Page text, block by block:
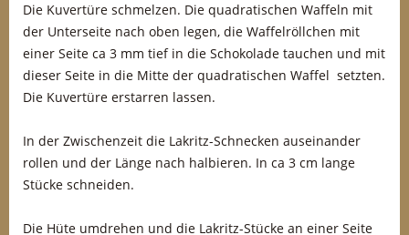
Die Kuvertüre schmelzen. Die quadratischen Waffeln mit
der Unterseite nach oben legen, die Waffelröllchen mit
einer Seite ca 3 mm tief in die Schokolade tauchen und mit
dieser Seite in die Mitte der quadratischen Waffel setzten.
Die Kuvertüre erstarren lassen.
In der Zwischenzeit die Lakritz-Schnecken auseinander
rollen und der Länge nach halbieren. In ca 3 cm lange
Stücke schneiden.
Die Hüte umdrehen und die Lakritz-Stücke an einer Seite